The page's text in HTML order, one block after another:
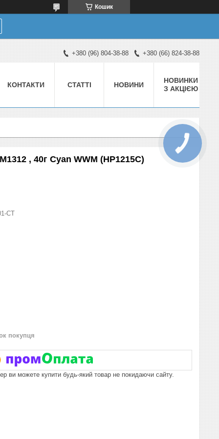
Кошик
+380 (96) 804-38-88 +380 (66) 824-38-88
КОНТАКТИ СТАТТІ НОВИНИ
НОВИНКИ
З АКЦІЄЮ
, 40г Cyan WWM (HP1215C)
СТ
покупця
ви можете купити будь-який товар не покидаючи сайту.